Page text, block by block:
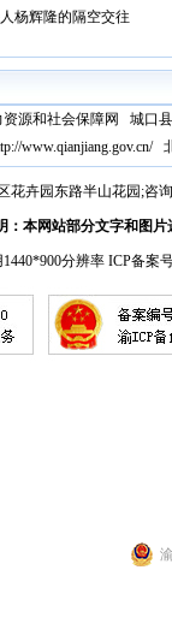
杨辉隆的隔空交往
源和社会保障网
城口
www.qianjiang.gov.cn/
花卉园东路半山花园;咨
：本网站部分文字和图
分辨率 ICP备案